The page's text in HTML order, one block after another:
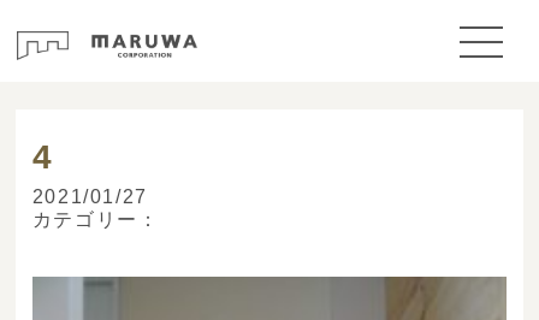
4
2021/01/27
カテゴリー：